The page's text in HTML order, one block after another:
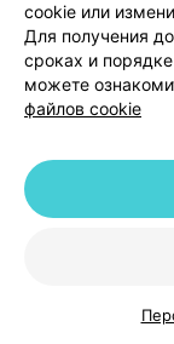
980 Грейт
9GS,
Brentford
Производитель
Glaxo
Хармайя Роуд,
Harmire Road,
Глаксо
cookie или
Для получения
сроках и
можете
файлов cookie